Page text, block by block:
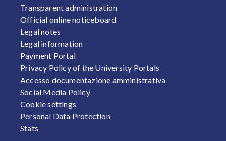
FOOTER 1
Transparent administration
Official online noticeboard
Legal notes
Legal information
Payment Portal
Privacy Policy of the University Portals
Accesso documentazione amministrativa
Social Media Policy
Cookie settings
Personal Data Protection
Stats